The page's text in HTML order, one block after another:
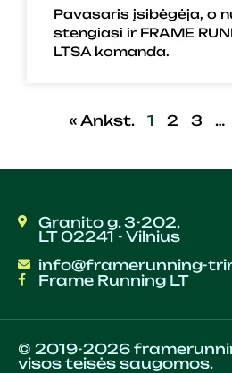
Pavasaris įsibėgėja, o
stengiasi ir FRAME
LTSA komanda.
« Ankst. 1 2 3 …
Granito g. 3-202,
LT 02241 - Vilnius
info@framerunning-
Frame Running LT
© 2019-2026
visos teisės saugomos.